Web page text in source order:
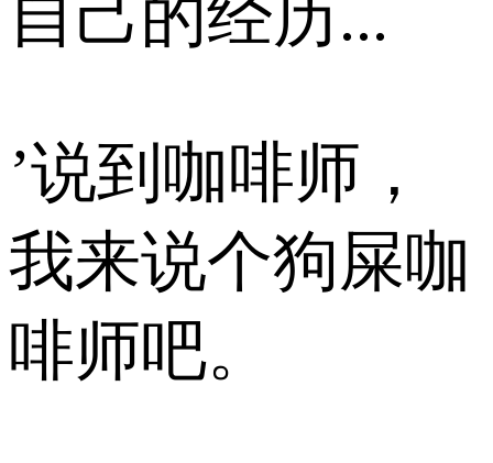
自己的经历...
’说到咖啡师，
我来说个狗屎咖
啡师吧。